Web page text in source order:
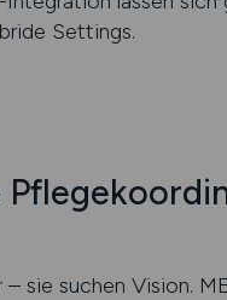
Settings.
sie suchen Vision.